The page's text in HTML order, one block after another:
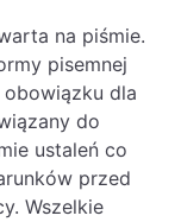
na piśmie.
pisemnej
dla
do
ustaleń co
przed
Wszelkie